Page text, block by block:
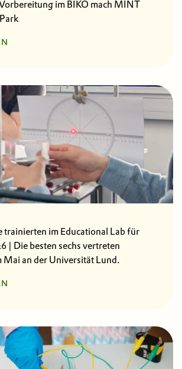
im BIKO mach MINT
trainierten im Educational Lab für
| Die besten sechs vertreten
Mai an der Universität Lund.